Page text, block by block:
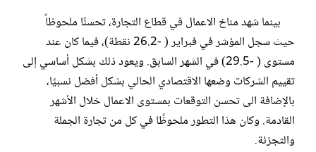
بينما شهد مناخ الاعمال في قطاع التجارة، تحسنًا ملحوظاً
حيث سجل المؤشر في فبراير ( -26.2 نقطة)، فيما كان عند
مستوى ( -29.5) في الشهر السابق. ويعود ذلك بشكل أساسي إلى
تقييم الشركات وضعها الاقتصادي الحالي بشكل أفضل نسبيًا،
بالإضافة الى تحسن التوقعات بمستوى الاعمال خلال الأشهر
القادمة. وكان هذا التطور ملحوظًا في كل من تجارة الجملة
والتجزئة.